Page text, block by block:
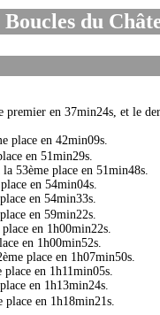
Boucles du
en 37min24s, et le
place en 42min09s.
en 51min29s.
53ème place en 51min48s.
en 54min04s.
en 54min33s.
en 59min22s.
en 1h00min22s.
en 1h00min52s.
place en 1h07min50s.
en 1h11min05s.
en 1h13min24s.
place en 1h18min21s.